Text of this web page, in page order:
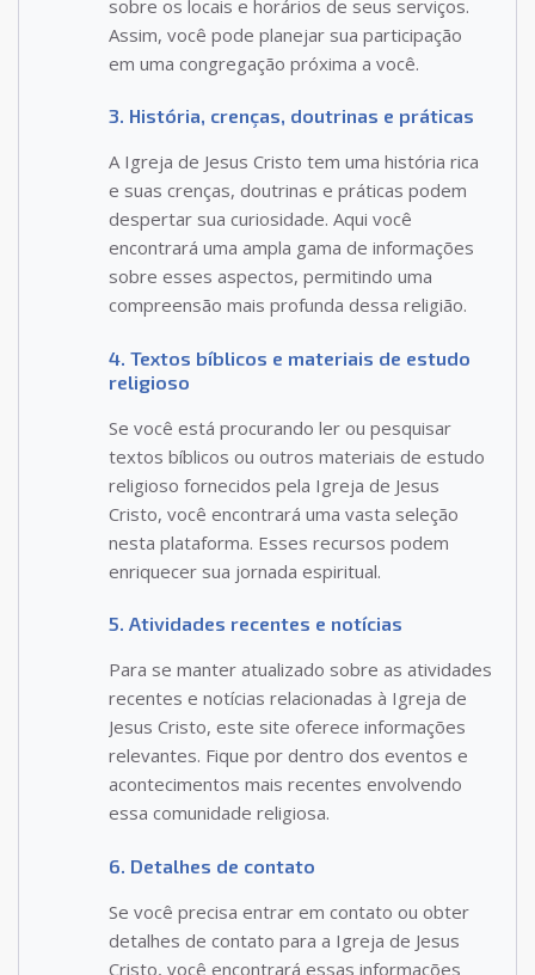
sobre os locais e horários de seus serviços.
Assim, você pode planejar sua participação
em uma congregação próxima a você.
3. História, crenças, doutrinas e práticas
A Igreja de Jesus Cristo tem uma história rica
e suas crenças, doutrinas e práticas podem
despertar sua curiosidade. Aqui você
encontrará uma ampla gama de informações
sobre esses aspectos, permitindo uma
compreensão mais profunda dessa religião.
4. Textos bíblicos e materiais de estudo
religioso
Se você está procurando ler ou pesquisar
textos bíblicos ou outros materiais de estudo
religioso fornecidos pela Igreja de Jesus
Cristo, você encontrará uma vasta seleção
nesta plataforma. Esses recursos podem
enriquecer sua jornada espiritual.
5. Atividades recentes e notícias
Para se manter atualizado sobre as atividades
recentes e notícias relacionadas à Igreja de
Jesus Cristo, este site oferece informações
relevantes. Fique por dentro dos eventos e
acontecimentos mais recentes envolvendo
essa comunidade religiosa.
6. Detalhes de contato
Se você precisa entrar em contato ou obter
detalhes de contato para a Igreja de Jesus
Cristo, você encontrará essas informações